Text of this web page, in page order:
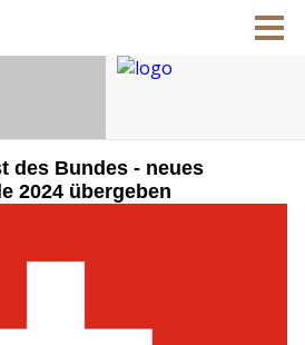
des Bundes - neues
2024 übergeben